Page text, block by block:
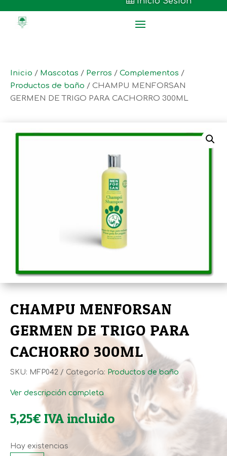
Inicio / Mascotas / Perros / Complementos /
Productos de baño / CHAMPU MENFORSAN
GERMEN DE TRIGO PARA CACHORRO 300ML
CHAMPU MENFORSAN
GERMEN DE TRIGO PARA
CACHORRO 300ML
SKU: MFP042 Categoría: Productos de baño
Ver descripción completa
5,25€ IVA incluido
Hay existencias